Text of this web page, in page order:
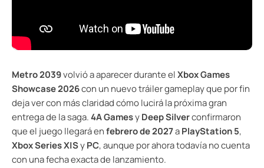
Metro 2039volvió a aparecer durante elXbox Games
Showcase 2026con un nuevo tráiler gameplay que por fin
deja ver con más claridad cómo lucirá la próxima gran
entrega de la saga.4A GamesyDeep Silverconfirmaron
que el juego llegará enfebrero de 2027aPlayStation 5,
Xbox Series X|SyPC, aunque por ahora todavía no cuenta
con una fecha exacta de lanzamiento.